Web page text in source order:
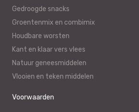
Gedroogde snacks
Groentenmix en combimix
Houdbare worsten
Kant en klaar vers vlees
Natuur geneesmiddelen
Vlooien en teken middelen
Voorwaarden